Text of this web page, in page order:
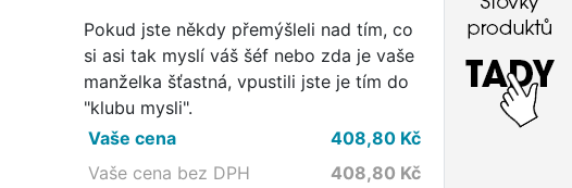
Pokud jste někdy přemýšleli nad tím, co
si asi tak myslí váš šéf nebo zda je vaše
manželka šťastná, vpustili jste je tím do
"klubu mysli".
Vaše cena
408,80Kč
Vaše cena bez DPH
408,80 Kč